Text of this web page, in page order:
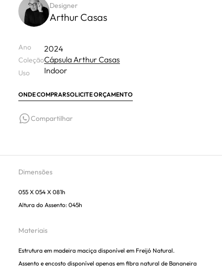
Designer
Arthur Casas
Ano
Coleção
Uso
2024
Cápsula Arthur Casas
Indoor
ONDE COMPRARSOLICITE ORÇAMENTO
Compartilhar
Dimensões
055 X 054 X 081h
Altura do Assento: 045h
Materiais
Estrutura em madeira maciça disponível em Freijó Natural.
Assento e encosto disponível apenas em fibra natural de Bananeira